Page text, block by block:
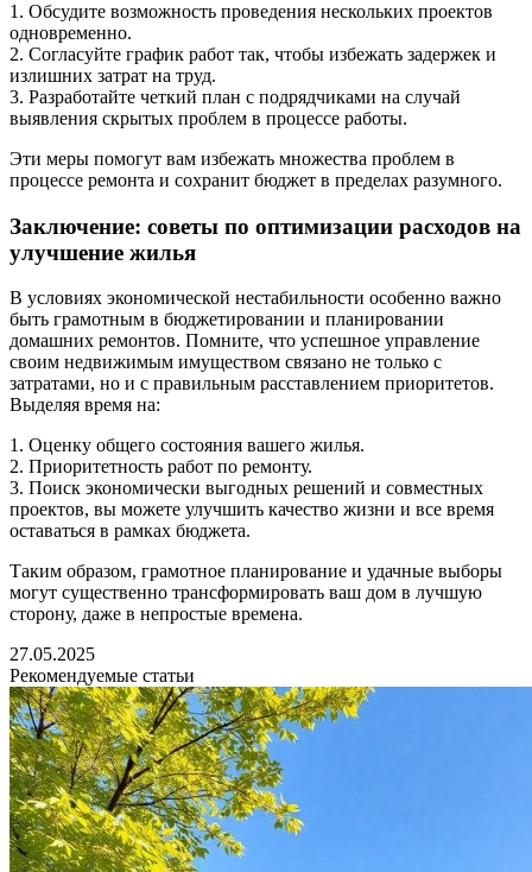
1. Обсудите возможность проведения нескольких проектов
одновременно.
2. Согласуйте график работ так, чтобы избежать задержек и
излишних затрат на труд.
3. Разработайте четкий план с подрядчиками на случай
выявления скрытых проблем в процессе работы.
Эти меры помогут вам избежать множества проблем в
процессе ремонта и сохранит бюджет в пределах разумного.
Заключение: советы по оптимизации расходов на
улучшение жилья
В условиях экономической нестабильности особенно важно
быть грамотным в бюджетировании и планировании
домашних ремонтов. Помните, что успешное управление
своим недвижимым имуществом связано не только с
затратами, но и с правильным расставлением приоритетов.
Выделяя время на:
1. Оценку общего состояния вашего жилья.
2. Приоритетность работ по ремонту.
3. Поиск экономически выгодных решений и совместных
проектов, вы можете улучшить качество жизни и все время
оставаться в рамках бюджета.
Таким образом, грамотное планирование и удачные выборы
могут существенно трансформировать ваш дом в лучшую
сторону, даже в непростые времена.
27.05.2025
Рекомендуемые статьи